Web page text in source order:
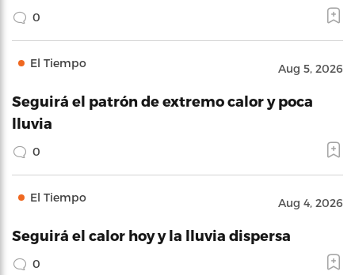
0
El Tiempo Aug 5, 2026
Seguirá el patrón de extremo calor y poca
lluvia
0
El Tiempo Aug 4, 2026
Seguirá el calor hoy y la lluvia dispersa
0